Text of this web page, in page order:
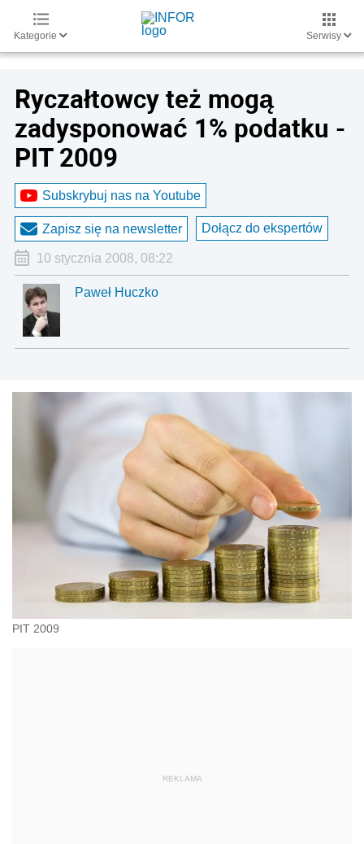
Kategorie Serwisy
Ryczałtowcy też mogą
zadysponować 1% podatku -
PIT 2009
Subskrybuj nas na Youtube
Zapisz się na newsletter Dołącz do ekspertów
10 stycznia 2008, 08:22
Paweł Huczko
PIT 2009